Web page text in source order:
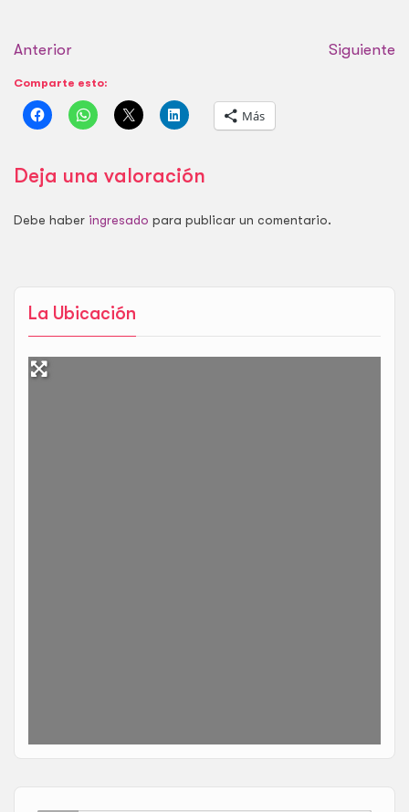
La Ubicación
Anterior Siguiente
Comparte esto:
Más
Deja una valoración
Debe haber ingresado para publicar un comentario.